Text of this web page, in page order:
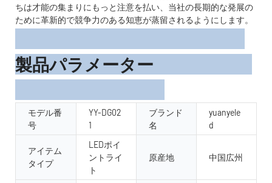
ちは才能の集まりにもっと注意を払い、当社の長期的な発展の
ために革新的で競争力のある知恵が蒸留されるようにします。
製品パラメーター
モデル番
号
YY-DG02
1
ブランド
名
yuanyele
d
アイテム
タイプ
LEDポイ
ントライ
ト
原産地 中国広州